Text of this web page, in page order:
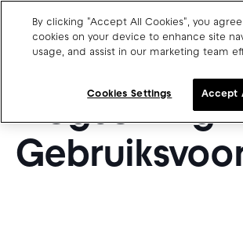
Plugsurfing
Drivers and travellers
Our charging App
By clicking "Accept All Cookies", you
cookies on your device to enhance site
usage, and assist in our marketing team
Cookies Settings Accept